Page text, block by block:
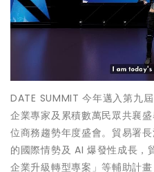
DATE SUMMIT 今年邁入第九
企業專家及累積數萬民眾共襄
位商務趨勢年度盛會。貿易署
的國際情勢及 AI 爆發性成長，
企業升級轉型專案」等輔助計